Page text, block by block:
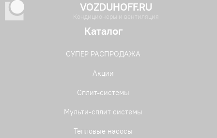
VOZDUHOFF.RU
Кондиционеры и вентиляция
Каталог
СУПЕР РАСПРОДАЖА
Акции
Сплит-системы
Мульти-сплит системы
Тепловые насосы